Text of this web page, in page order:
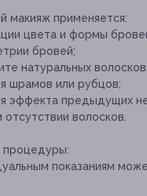
макияж применяется:
цвета и формы
бровей;
натуральных волосков;
шрамов или рубцов;
эффекта предыдущих
волосков.
процедуры:
показаниям